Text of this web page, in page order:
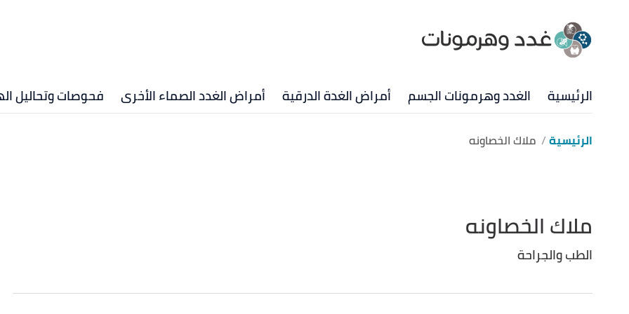
الرئيسية الغدد وهرمونات الجسم أمراض الغدة الدرقية أمراض الغدد الصماء الأخرى فحوصات وتحاليل
الرئيسية ملاك الخصاونه
ملاك الخصاونه
الطب والجراحة